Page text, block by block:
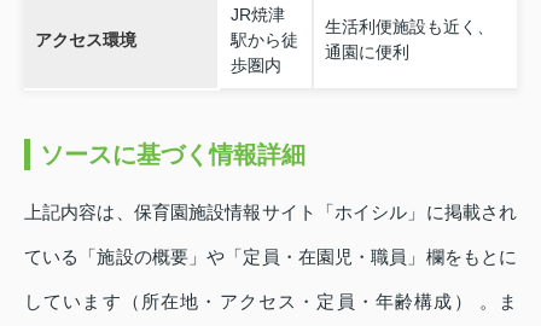
アクセス環境
JR焼津
駅から徒
歩圏内
生活利便施設も近く、
通園に便利
ソースに基づく情報詳細
上記内容は、保育園施設情報サイト「ホイシル」に掲載され
ている「施設の概要」や「定員・在園児・職員」欄をもとに
しています（所在地・アクセス・定員・年齢構成） 。ま